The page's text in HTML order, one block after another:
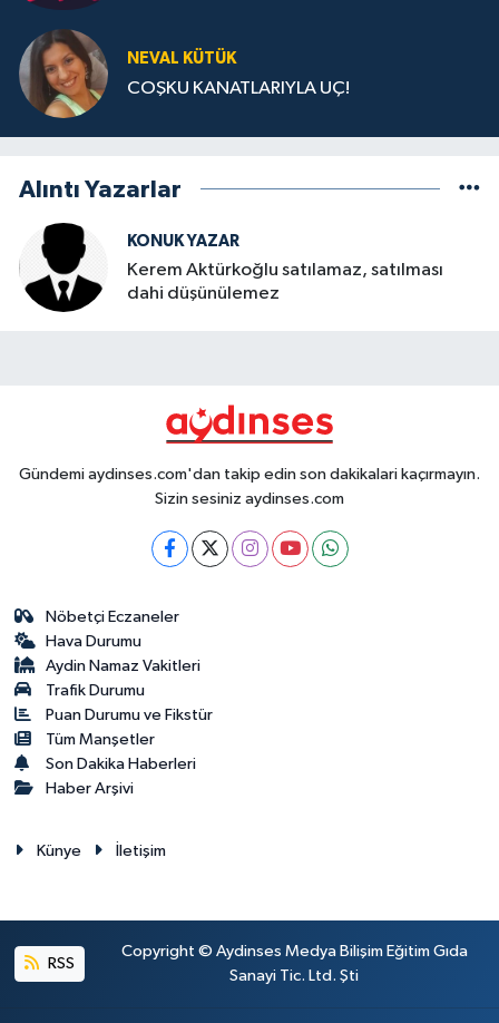
NEVAL KÜTÜK
COŞKU KANATLARIYLA UÇ!
Alıntı Yazarlar
KONUK YAZAR
Kerem Aktürkoğlu satılamaz, satılması
dahi düşünülemez
Gündemi aydinses.com'dan takip edin son dakikalari kaçırmayın.
Sizin sesiniz aydinses.com
Nöbetçi Eczaneler
Hava Durumu
Aydin Namaz Vakitleri
Trafik Durumu
Puan Durumu ve Fikstür
Tüm Manşetler
Son Dakika Haberleri
Haber Arşivi
Künye İletişim
RSS
Copyright © Aydinses Medya Bilişim Eğitim Gıda
Sanayi Tic. Ltd. Şti